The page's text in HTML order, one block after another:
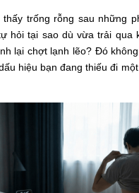
trống rỗng sau những
hỏi tại sao dù vừa trải qua
lại chợt lạnh lẽo? Đó
hiệu bạn đang thiếu đi